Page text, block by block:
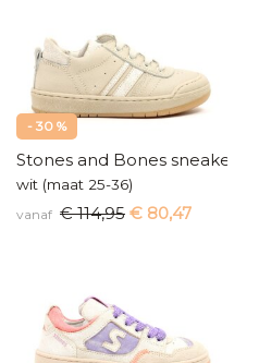
- 30 %
Stones and Bones sneakers
wit (maat 25-36)
vanaf € 114,95 € 80,47